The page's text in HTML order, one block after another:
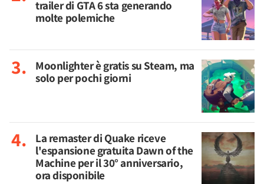
trailer di GTA 6 sta generando
molte polemiche
Moonlighter è gratis su Steam, ma
solo per pochi giorni
La remaster di Quake riceve
l'espansione gratuita Dawn of the
Machine per il 30° anniversario,
ora disponibile